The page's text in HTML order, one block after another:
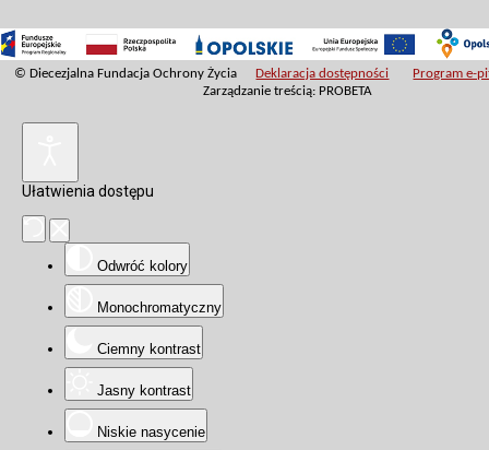
© Diecezjalna Fundacja Ochrony Życia Deklaracja dostępności
Program e-
Zarządzanie treścią: PROBETA
Ułatwienia dostępu
Odwróć kolory
Monochromatyczny
Ciemny kontrast
Jasny kontrast
Niskie nasycenie